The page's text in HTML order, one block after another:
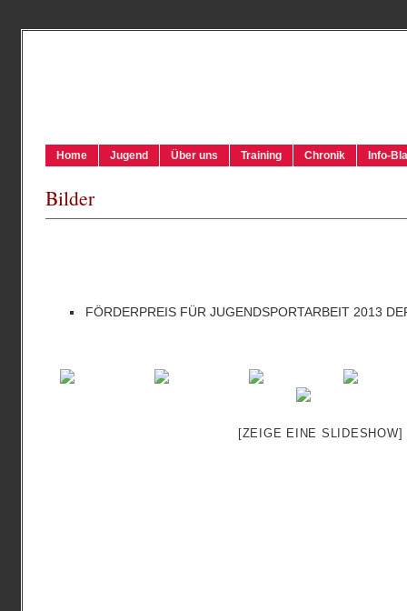
Home Jugend Über uns Training Chronik Info-
Bilder
FÖRDERPREIS FÜR JUGENDSPORTARBEIT 2013
[ZEIGE EINE SLIDESHOW]